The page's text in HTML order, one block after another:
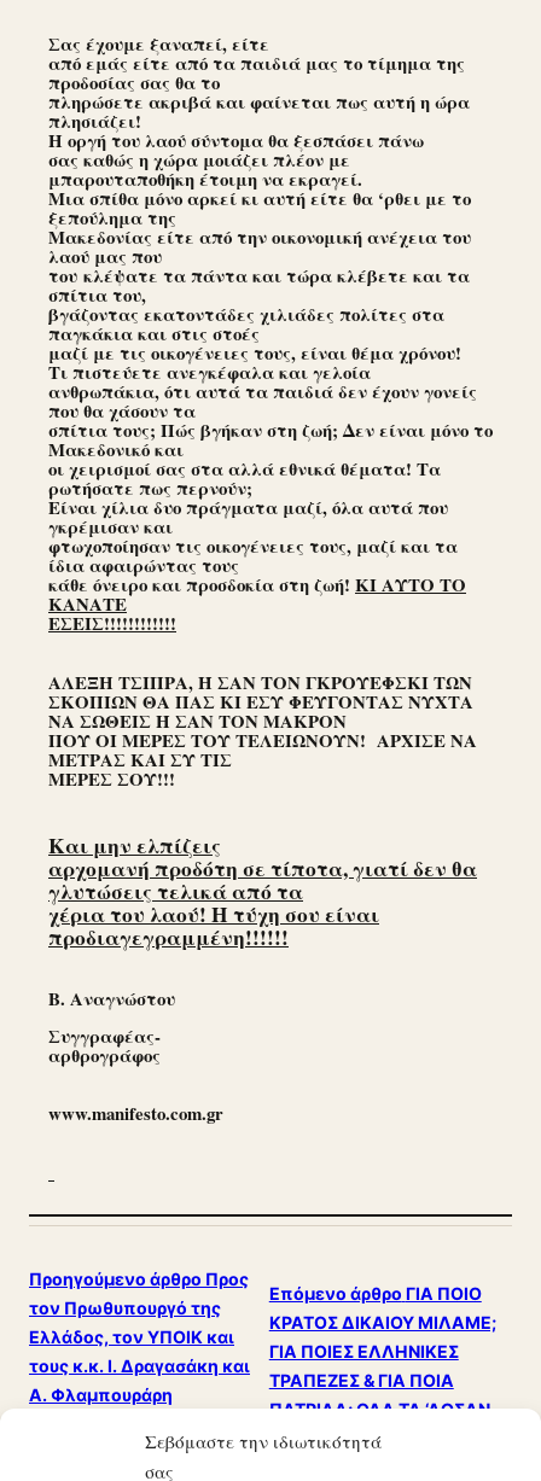
Σεβόμαστε την ιδιωτικότητά
σας
Σας έχουμε ξαναπεί, είτε
από εμάς είτε από τα παιδιά μας το τίμημα της
προδοσίας σας θα το
πληρώσετε ακριβά και φαίνεται πως αυτή η ώρα
πλησιάζει!
Η οργή του λαού σύντομα θα ξεσπάσει πάνω
σας καθώς η χώρα μοιάζει πλέον με
μπαρουταποθήκη έτοιμη να εκραγεί.
Μια σπίθα μόνο αρκεί κι αυτή είτε θα ‘ρθει με το
ξεπούλημα της
Μακεδονίας είτε από την οικονομική ανέχεια του
λαού μας που
του κλέψατε τα πάντα και τώρα κλέβετε και τα
σπίτια του,
βγάζοντας εκατοντάδες χιλιάδες πολίτες στα
παγκάκια και στις στοές
μαζί με τις οικογένειες τους, είναι θέμα χρόνου!
Τι πιστεύετε ανεγκέφαλα και γελοία
ανθρωπάκια, ότι αυτά τα παιδιά δεν έχουν γονείς
που θα χάσουν τα
σπίτια τους; Πώς βγήκαν στη ζωή; Δεν είναι μόνο το
Μακεδονικό και
οι χειρισμοί σας στα αλλά εθνικά θέματα! Τα
ρωτήσατε πως περνούν;
Είναι χίλια δυο πράγματα μαζί, όλα αυτά που
γκρέμισαν και
φτωχοποίησαν τις οικογένειες τους, μαζί και τα
ίδια αφαιρώντας τους
κάθε όνειρο και προσδοκία στη ζωή! ΚΙ ΑΥΤΟ ΤΟ
ΚΑΝΑΤΕ
ΕΣΕΙΣ!!!!!!!!!!!!
ΑΛΕΞΗ ΤΣΙΠΡΑ, Ή ΣΑΝ ΤΟΝ ΓΚΡΟΥΕΦΣΚΙ ΤΩΝ
ΣΚΟΠΙΩΝ ΘΑ ΠΑΣ ΚΙ ΕΣΥ ΦΕΥΓΟΝΤΑΣ ΝΥΧΤΑ
ΝΑ ΣΩΘΕΙΣ Ή ΣΑΝ ΤΟΝ ΜΑΚΡΟΝ
ΠΟΥ ΟΙ ΜΕΡΕΣ ΤΟΥ ΤΕΛΕΙΩΝΟΥΝ! ΑΡΧΙΣΕ ΝΑ
ΜΕΤΡΑΣ ΚΑΙ ΣΥ ΤΙΣ
ΜΕΡΕΣ ΣΟΥ!!!
Και μην ελπίζεις
αρχομανή προδότη σε τίποτα, γιατί δεν θα
γλυτώσεις τελικά από τα
χέρια του λαού! Η τύχη σου είναι
προδιαγεγραμμένη!!!!!!
Β. Αναγνώστου
Συγγραφέας-
αρθρογράφος
www.manifesto.com.gr
Προηγούμενο άρθρο Προς
τον Πρωθυπουργό της
Ελλάδος, τον ΥΠΟΙΚ και
τους κ.κ. Ι. Δραγασάκη και
Α. Φλαμπουράρη
Επόμενο άρθρο ΓΙΑ ΠΟΙΟ
ΚΡΑΤΟΣ ΔΙΚΑΙΟΥ ΜΙΛΑΜΕ;
ΓΙΑ ΠΟΙΕΣ ΕΛΛΗΝΙΚΕΣ
ΤΡΑΠΕΖΕΣ & ΓΙΑ ΠΟΙΑ
ΠΑΤΡΙΔΑ; ΟΛΑ ΤΑ ‘ΔΩΣΑΝ,
ΧΑΘΗΚΑΝ ΤΑ ΠΑΝΤΑ!!!